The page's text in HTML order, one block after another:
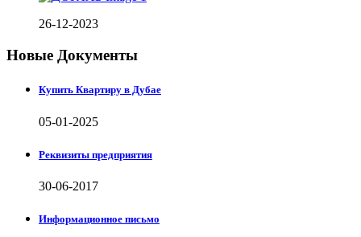
26-12-2023
Новые Документы
Купить Квартиру в Дубае
05-01-2025
Реквизиты предприятия
30-06-2017
Информационное письмо